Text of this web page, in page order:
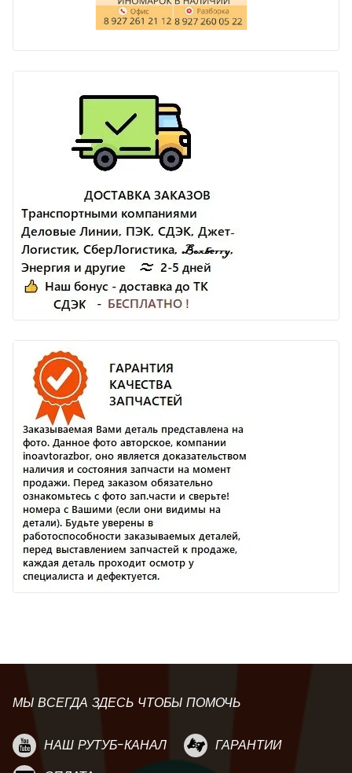
МЫ ВСЕГДА ЗДЕСЬ ЧТОБЫ ПОМОЧЬ
НАШ РУТУБ-КАНАЛ
ГАРАНТИИ